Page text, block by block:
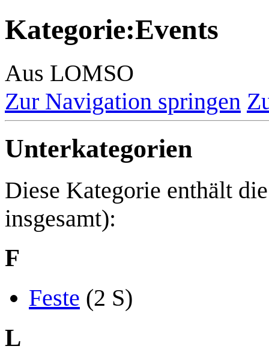
Kategorie:Events
Aus LOMSO
Zur Navigation springen
Unterkategorien
Diese Kategorie enthält
insgesamt):
F
Feste (2 S)
L